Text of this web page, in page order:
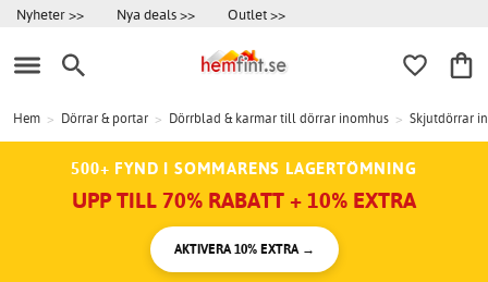
Nyheter >> Nya deals >> Outlet >>
Hem > Dörrar & portar > Dörrblad & karmar till dörrar inomhus > Skjutdörrar
500+ FYND I SOMMARENS LAGERTÖMNING
UPP TILL 70% RABATT + 10% EXTRA
AKTIVERA 10% EXTRA →